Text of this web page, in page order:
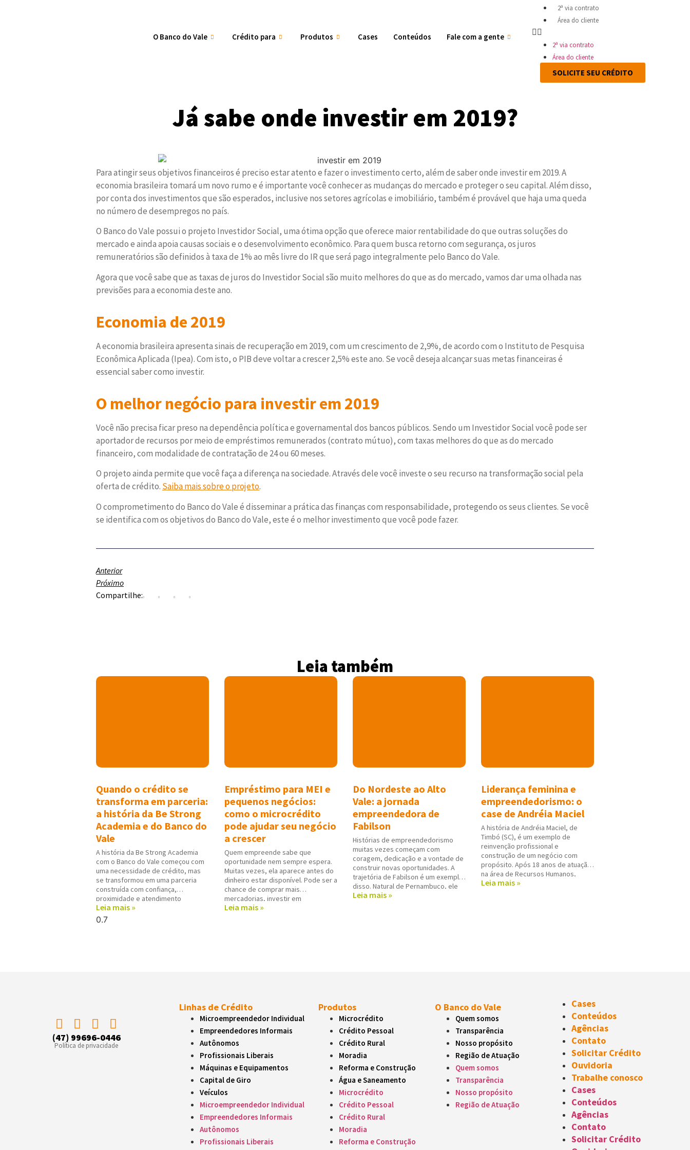
O Banco do Vale Crédito para Produtos Cases Conteúdos Fale com a gente
2ª via contrato
Área do cliente
2ª via contrato
Área do cliente
SOLICITE SEU CRÉDITO
Já sabe onde investir em 2019?
Para atingir seus objetivos financeiros é preciso estar atento e fazer o investimento certo, além de saber onde investir em 2019. A
economia brasileira tomará um novo rumo e é importante você conhecer as mudanças do mercado e proteger o seu capital. Além disso,
por conta dos investimentos que são esperados, inclusive nos setores agrícolas e imobiliário, também é provável que haja uma queda
no número de desempregos no país.
O Banco do Vale possui o projeto Investidor Social, uma ótima opção que oferece maior rentabilidade do que outras soluções do
mercado e ainda apoia causas sociais e o desenvolvimento econômico. Para quem busca retorno com segurança, os juros
remuneratórios são definidos à taxa de 1% ao mês livre do IR que será pago integralmente pelo Banco do Vale.
Agora que você sabe que as taxas de juros do Investidor Social são muito melhores do que as do mercado, vamos dar uma olhada nas
previsões para a economia deste ano.
Economia de 2019
A economia brasileira apresenta sinais de recuperação em 2019, com um crescimento de 2,9%, de acordo com o Instituto de Pesquisa
Econômica Aplicada (Ipea). Com isto, o PIB deve voltar a crescer 2,5% este ano. Se você deseja alcançar suas metas financeiras é
essencial saber como investir.
O melhor negócio para investir em 2019
Você não precisa ficar preso na dependência política e governamental dos bancos públicos. Sendo um Investidor Social você pode ser
aportador de recursos por meio de empréstimos remunerados (contrato mútuo), com taxas melhores do que as do mercado
financeiro, com modalidade de contratação de 24 ou 60 meses.
O projeto ainda permite que você faça a diferença na sociedade. Através dele você investe o seu recurso na transformação social pela
oferta de crédito. Saiba mais sobre o projeto.
O comprometimento do Banco do Vale é disseminar a prática das finanças com responsabilidade, protegendo os seus clientes. Se você
se identifica com os objetivos do Banco do Vale, este é o melhor investimento que você pode fazer.
Anterior
Próximo
Compartilhe:
Leia também
Quando o crédito se
transforma em parceria:
a história da Be Strong
Academia e do Banco do
Vale
A história da Be Strong Academia
com o Banco do Vale começou com
uma necessidade de crédito, mas
se transformou em uma parceria
construída com confiança,
proximidade e atendimento
personalizado. Para Alex Junior
Gonçalves, proprietário da
Leia mais »
Empréstimo para MEI e
pequenos negócios:
como o microcrédito
pode ajudar seu negócio
a crescer
Quem empreende sabe que
oportunidade nem sempre espera.
Muitas vezes, ela aparece antes do
dinheiro estar disponível. Pode ser a
chance de comprar mais
mercadorias, investir em
equipamentos, melhorar o espaço
Leia mais »
Do Nordeste ao Alto
Vale: a jornada
empreendedora de
Fabilson
Histórias de empreendedorismo
muitas vezes começam com
coragem, dedicação e a vontade de
construir novas oportunidades. A
trajetória de Fabilson é um exemplo
disso. Natural de Pernambuco, ele
encontrou em Rio do Sul (SC) um
Leia mais »
Liderança feminina e
empreendedorismo: o
case de Andréia Maciel
A história de Andréia Maciel, de
Timbó (SC), é um exemplo de
reinvenção profissional e
construção de um negócio com
propósito. Após 18 anos de atuação
na área de Recursos Humanos,
Andréia decidiu mudar de carreira e,
Leia mais »
(47) 99696-0446
Política de privacidade
Linhas de Crédito
Microempreendedor Individual
Empreendedores Informais
Autônomos
Profissionais Liberais
Máquinas e Equipamentos
Capital de Giro
Veículos
Microempreendedor Individual
Empreendedores Informais
Autônomos
Profissionais Liberais
Produtos
Microcrédito
Crédito Pessoal
Crédito Rural
Moradia
Reforma e Construção
Água e Saneamento
Microcrédito
Crédito Pessoal
Crédito Rural
Moradia
Reforma e Construção
O Banco do Vale
Quem somos
Transparência
Nosso propósito
Região de Atuação
Quem somos
Transparência
Nosso propósito
Região de Atuação
Cases
Conteúdos
Agências
Contato
Solicitar Crédito
Ouvidoria
Trabalhe conosco
Cases
Conteúdos
Agências
Contato
Solicitar Crédito